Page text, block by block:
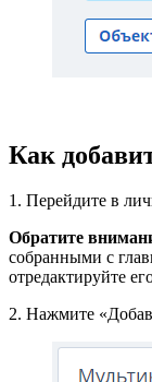
Как
1. Перейдите в
Обратите
собранными с
отредактируйте
2. Нажмите